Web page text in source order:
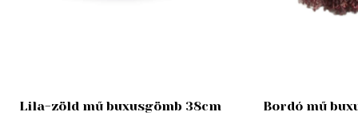
Lila-zöld mű buxusgömb 38cm Bordó mű